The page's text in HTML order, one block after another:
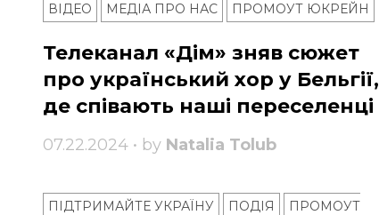
ВІДЕО МЕДІА ПРО НАС ПРОМОУТ ЮКРЕЙН
Телеканал «Дім» зняв сюжет
про український хор у Бельгії,
де співають наші переселенці
07.22.2024 • by Natalia Tolub
ПІДТРИМАЙТЕ УКРАЇНУ ПОДІЯ
ПРОМОУТ